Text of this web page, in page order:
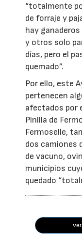
“totalmente
de forraje y
hay ganaderos
y otros solo
días, pero el
quemado”.
Por ello, este
pertenecen
afectados por
Pinilla de
Fermoselle,
dos camiones
de vacuno,
municipios
quedado